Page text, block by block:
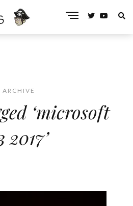
ARCHIVE
‘microsoft
2017’